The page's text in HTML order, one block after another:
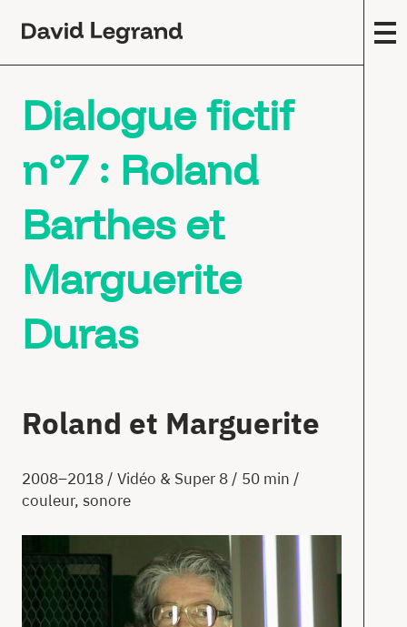
contenu
Dialogue fictif
n°7 : Roland
Barthes et
Marguerite
Duras
Roland et Marguerite
2008–2018 / Vidéo & Super 8 / 50 min /
couleur, sonore